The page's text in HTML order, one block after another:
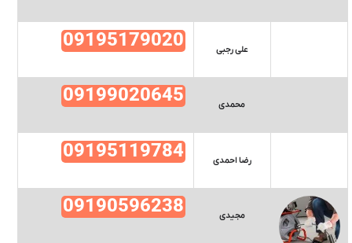
علی رجبی 09195179020
محمدی 09199020645
رضا احمدی 09195119784
مجیدی 09190596238